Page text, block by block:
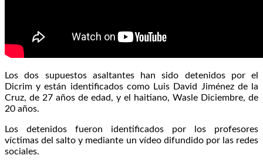
Los dos supuestos asaltantes han sido detenidos por el
Dicrim y están identificados como Luis David Jiménez de la
Cruz, de 27 años de edad, y el haitiano, Wasle Diciembre, de
20 años.
Los detenidos fueron identificados por los profesores
víctimas del salto y mediante un vídeo difundido por las redes
sociales.